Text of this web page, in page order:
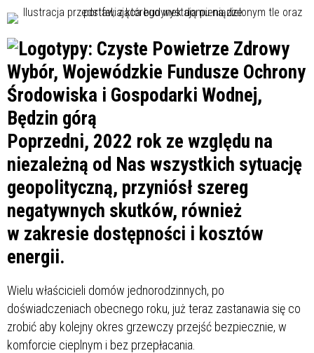
Poprzedni, 2022 rok ze względu na
niezależną od Nas wszystkich sytuację
geopolityczną, przyniósł szereg
negatywnych skutków, również
w zakresie dostępności i kosztów
energii.
Wielu właścicieli domów jednorodzinnych, po
doświadczeniach obecnego roku, już teraz zastanawia się co
zrobić aby kolejny okres grzewczy przejść bezpiecznie, w
komforcie cieplnym i bez przepłacania.